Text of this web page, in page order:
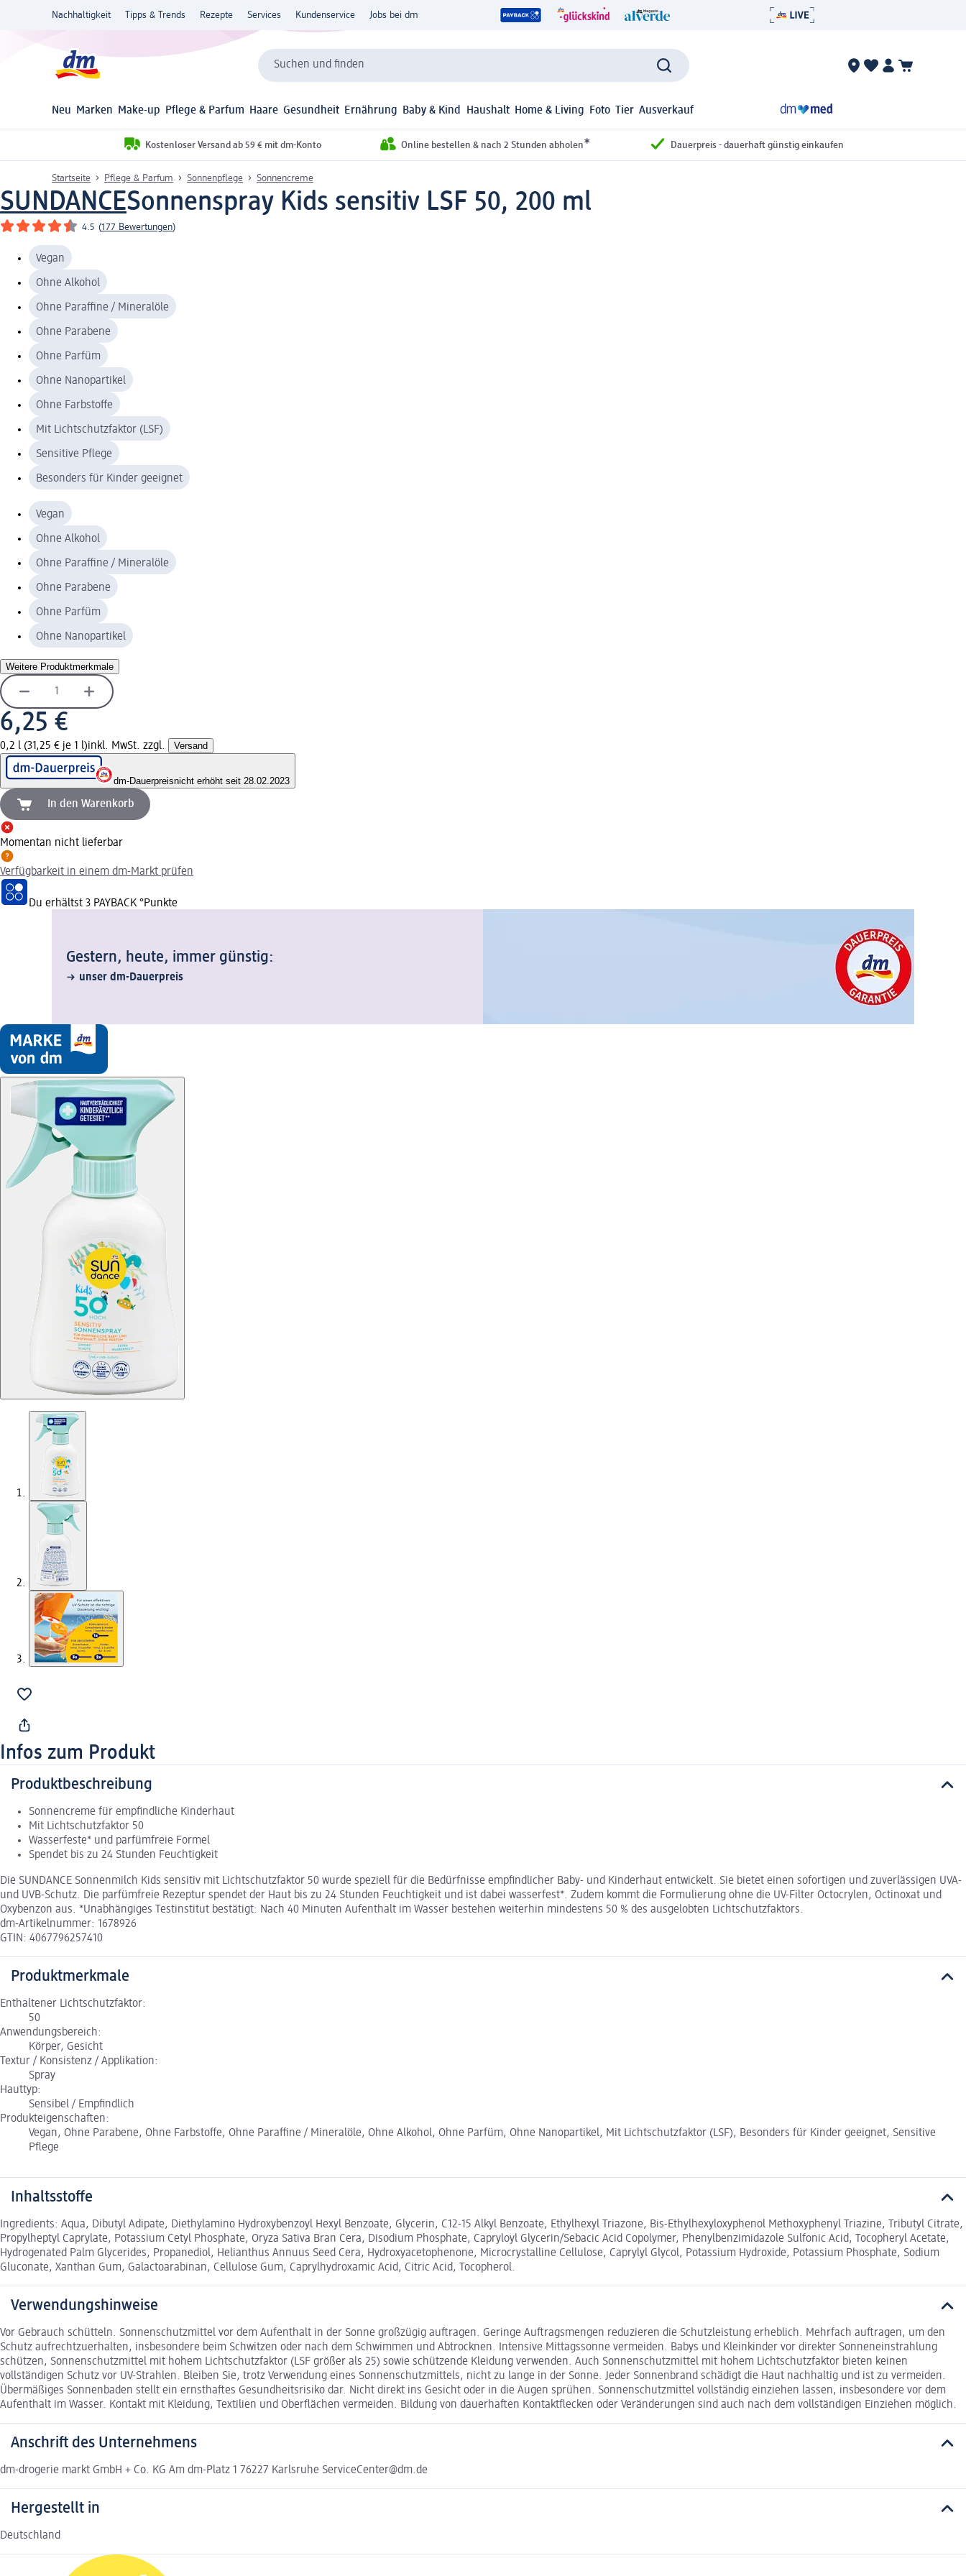
Nachhaltigkeit Tipps & Trends Rezepte Services Kundenservice Jobs bei dm
Suchen und finden
Neu Marken Make-up Pflege & Parfum Haare Gesundheit Ernährung Baby & Kind Haushalt Home & Living Foto Tier Ausverkauf
Kostenloser Versand ab 59 € mit dm-Konto Online bestellen & nach 2 Stunden abholen* Dauerpreis - dauerhaft günstig einkaufen
Startseite Pflege & Parfum Sonnenpflege Sonnencreme
SUNDANCESonnenspray Kids sensitiv LSF 50, 200 ml
4.5 (177 Bewertungen)
Vegan
Ohne Alkohol
Ohne Paraffine / Mineralöle
Ohne Parabene
Ohne Parfüm
Ohne Nanopartikel
Ohne Farbstoffe
Mit Lichtschutzfaktor (LSF)
Sensitive Pflege
Besonders für Kinder geeignet
Vegan
Ohne Alkohol
Ohne Paraffine / Mineralöle
Ohne Parabene
Ohne Parfüm
Ohne Nanopartikel
Weitere Produktmerkmale
6,25 €
0,2 l (31,25 € je 1 l)inkl. MwSt. zzgl. Versand
dm-Dauerpreisnicht erhöht seit 28.02.2023
In den Warenkorb
Momentan nicht lieferbar
Verfügbarkeit in einem dm-Markt prüfen
Du erhältst 3 PAYBACK °Punkte
Gestern, heute, immer günstig:
unser dm-Dauerpreis
Infos zum Produkt
Produktbeschreibung
Sonnencreme für empfindliche Kinderhaut
Mit Lichtschutzfaktor 50
Wasserfeste* und parfümfreie Formel
Spendet bis zu 24 Stunden Feuchtigkeit
Die SUNDANCE Sonnenmilch Kids sensitiv mit Lichtschutzfaktor 50 wurde speziell für die Bedürfnisse empfindlicher Baby- und Kinderhaut entwickelt. Sie bietet einen sofortigen und zuverlässigen UVA-
und UVB-Schutz. Die parfümfreie Rezeptur spendet der Haut bis zu 24 Stunden Feuchtigkeit und ist dabei wasserfest*. Zudem kommt die Formulierung ohne die UV-Filter Octocrylen, Octinoxat und
Oxybenzon aus. *Unabhängiges Testinstitut bestätigt: Nach 40 Minuten Aufenthalt im Wasser bestehen weiterhin mindestens 50 % des ausgelobten Lichtschutzfaktors.
dm-Artikelnummer: 1678926
GTIN: 4067796257410
Produktmerkmale
Enthaltener Lichtschutzfaktor:
50
Anwendungsbereich:
Körper, Gesicht
Textur / Konsistenz / Applikation:
Spray
Hauttyp:
Sensibel / Empfindlich
Produkteigenschaften:
Vegan, Ohne Parabene, Ohne Farbstoffe, Ohne Paraffine / Mineralöle, Ohne Alkohol, Ohne Parfüm, Ohne Nanopartikel, Mit Lichtschutzfaktor (LSF), Besonders für Kinder geeignet, Sensitive
Pflege
Inhaltsstoffe
Ingredients: Aqua, Dibutyl Adipate, Diethylamino Hydroxybenzoyl Hexyl Benzoate, Glycerin, C12-15 Alkyl Benzoate, Ethylhexyl Triazone, Bis-Ethylhexyloxyphenol Methoxyphenyl Triazine, Tributyl Citrate,
Propylheptyl Caprylate, Potassium Cetyl Phosphate, Oryza Sativa Bran Cera, Disodium Phosphate, Capryloyl Glycerin/Sebacic Acid Copolymer, Phenylbenzimidazole Sulfonic Acid, Tocopheryl Acetate,
Hydrogenated Palm Glycerides, Propanediol, Helianthus Annuus Seed Cera, Hydroxyacetophenone, Microcrystalline Cellulose, Caprylyl Glycol, Potassium Hydroxide, Potassium Phosphate, Sodium
Gluconate, Xanthan Gum, Galactoarabinan, Cellulose Gum, Caprylhydroxamic Acid, Citric Acid, Tocopherol.
Verwendungshinweise
Vor Gebrauch schütteln. Sonnenschutzmittel vor dem Aufenthalt in der Sonne großzügig auftragen. Geringe Auftragsmengen reduzieren die Schutzleistung erheblich. Mehrfach auftragen, um den
Schutz aufrechtzuerhalten, insbesondere beim Schwitzen oder nach dem Schwimmen und Abtrocknen. Intensive Mittagssonne vermeiden. Babys und Kleinkinder vor direkter Sonneneinstrahlung
schützen, Sonnenschutzmittel mit hohem Lichtschutzfaktor (LSF größer als 25) sowie schützende Kleidung verwenden. Auch Sonnenschutzmittel mit hohem Lichtschutzfaktor bieten keinen
vollständigen Schutz vor UV-Strahlen. Bleiben Sie, trotz Verwendung eines Sonnenschutzmittels, nicht zu lange in der Sonne. Jeder Sonnenbrand schädigt die Haut nachhaltig und ist zu vermeiden.
Übermäßiges Sonnenbaden stellt ein ernsthaftes Gesundheitsrisiko dar. Nicht direkt ins Gesicht oder in die Augen sprühen. Sonnenschutzmittel vollständig einziehen lassen, insbesondere vor dem
Aufenthalt im Wasser. Kontakt mit Kleidung, Textilien und Oberflächen vermeiden. Bildung von dauerhaften Kontaktflecken oder Veränderungen sind auch nach dem vollständigen Einziehen möglich.
Anschrift des Unternehmens
dm-drogerie markt GmbH + Co. KG Am dm-Platz 1 76227 Karlsruhe ServiceCenter@dm.de
Hergestellt in
Deutschland